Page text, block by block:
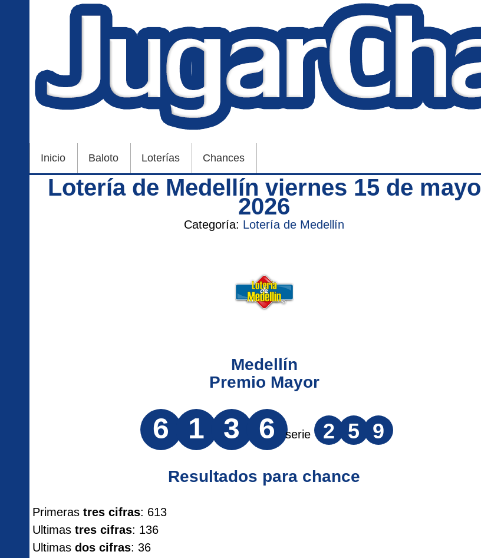
Inicio Baloto Loterías Chances
Lotería de Medellín viernes 15 de mayo
2026
Categoría: Lotería de Medellín
Medellín
Premio Mayor
6 1 3 6 serie 2 5 9
Resultados para chance
Primeras tres cifras: 613
Ultimas tres cifras: 136
Ultimas dos cifras: 36